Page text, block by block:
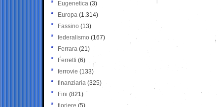
Eugenetica (3)
Europa (1.314)
Fassino (13)
federalismo (167)
Ferrara (21)
Ferretti (6)
ferrovie (133)
finanziaria (325)
Fini (821)
fioriere (5)